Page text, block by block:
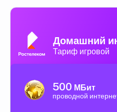
Домашний
Тариф игровой
500 МБит
проводной